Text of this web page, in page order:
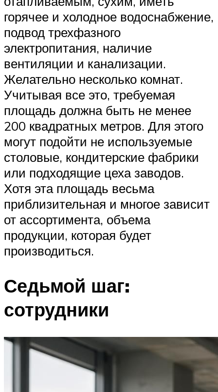
горячее и холодное водоснабжение,
подвод трехфазного
электропитания, наличие
вентиляции и канализации.
Желательно несколько комнат.
Учитывая все это, требуемая
площадь должна быть не менее
200 квадратных метров. Для этого
могут подойти не используемые
столовые, кондитерские фабрики
или подходящие цеха заводов.
Хотя эта площадь весьма
приблизительная и многое зависит
от ассортимента, объема
продукции, которая будет
производиться.
Седьмой шаг:
сотрудники